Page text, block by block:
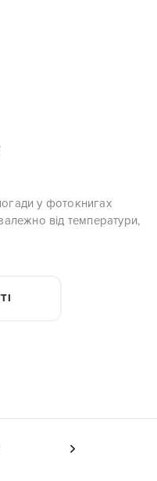
у фотокнигах
від температури,